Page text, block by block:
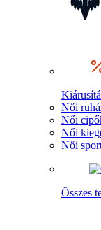
Női
Női
Női
Női
Összes